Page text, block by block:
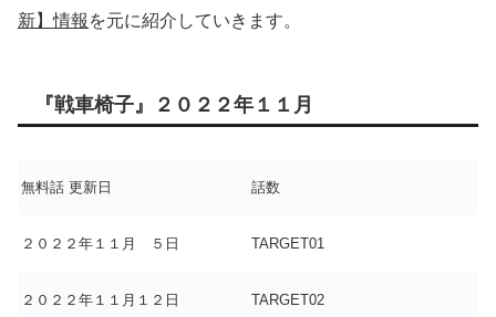
新】情報 を元に紹介していきます。
『戦車椅子』２０２２年１１月
無料話 更新日 話数
２０２２年１１月 ５日 TARGET01
２０２２年１１月１２日 TARGET02